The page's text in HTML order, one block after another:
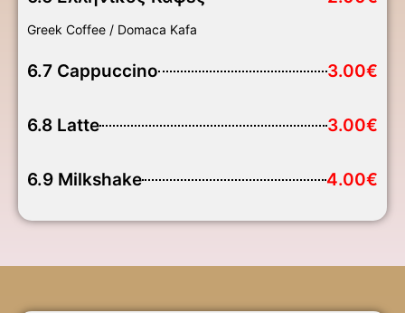
Greek Coffee / Domaca Kafa
6.7 Cappuccino 3.00€
6.8 Latte 3.00€
6.9 Milkshake 4.00€